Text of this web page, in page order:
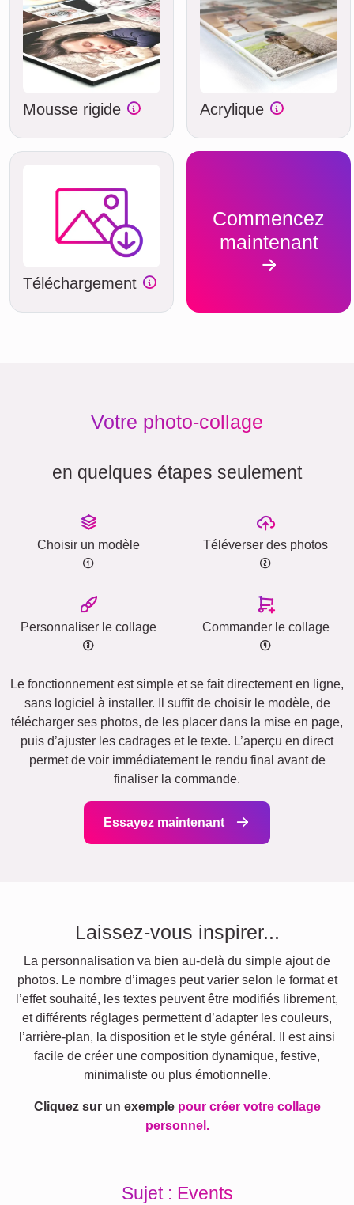
Mousse rigide Acrylique
Téléchargement
Commencez
maintenant
Votre photo-collage
en quelques étapes seulement
Choisir un modèle Téléverser des photos
Personnaliser le collage Commander le collage
Le fonctionnement est simple et se fait directement en ligne,
sans logiciel à installer. Il suffit de choisir le modèle, de
télécharger ses photos, de les placer dans la mise en page,
puis d’ajuster les cadrages et le texte. L’aperçu en direct
permet de voir immédiatement le rendu final avant de
finaliser la commande.
Essayez maintenant
Laissez-vous inspirer...
La personnalisation va bien au-delà du simple ajout de
photos. Le nombre d’images peut varier selon le format et
l’effet souhaité, les textes peuvent être modifiés librement,
et différents réglages permettent d’adapter les couleurs,
l’arrière-plan, la disposition et le style général. Il est ainsi
facile de créer une composition dynamique, festive,
minimaliste ou plus émotionnelle.
Cliquez sur un exemple pour créer votre collage
personnel.
Sujet : Events